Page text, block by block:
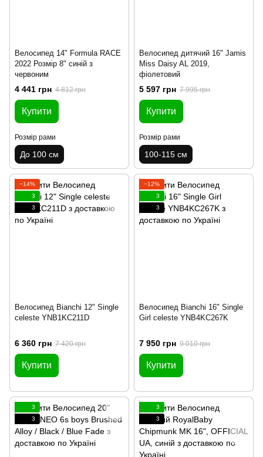
Велосипед 14" Formula RACE
2022 Розмір 8" синій з
червоним
4 441 грн 4 812 грн
Купити
Розмір рами
До 100 см
Велосипед дитячий 16" Jamis
Miss Daisy AL 2019,
фіолетовий
5 597 грн 7 995 грн
Купити
Розмір рами
100-115 см
−14%
3
3
Велосипед Bianchi 12" Single
celeste YNB1KC211D
6 360 грн 7 420 грн
Купити
−12%
3
3
Велосипед Bianchi 16" Single
Girl celeste YNB4KC267K
7 950 грн 9 010 грн
Купити
3
3
3
3